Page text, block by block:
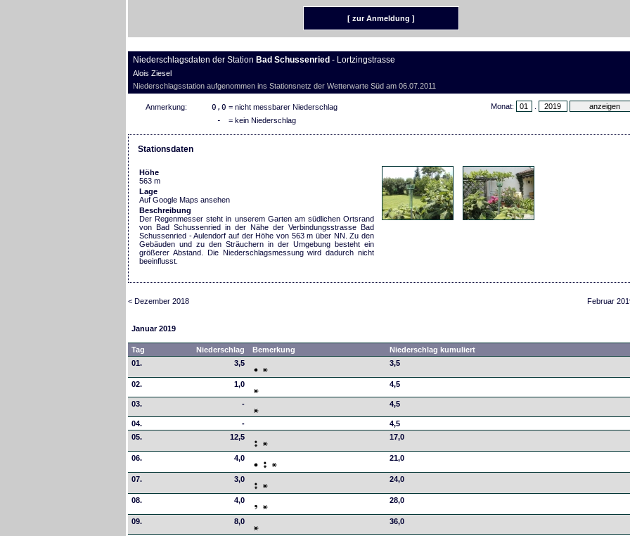
[ zur Anmeldung ]
Niederschlagsdaten der Station Bad Schussenried - Lortzingstrasse
Alois Ziesel
Niederschlagsstation aufgenommen ins Stationsnetz der Wetterwarte Süd am 06.07.2011
Monat:
Anmerkung: 0,0 = nicht messbarer Niederschlag
- = kein Niederschlag
Stationsdaten
Höhe
563 m
Lage
Auf Google Maps ansehen
Beschreibung
Der Regenmesser steht in unserem Garten am südlichen Ortsrand
von Bad Schussenried in der Nähe der Verbindungsstrasse Bad
Schussenried - Aulendorf auf der Höhe von 563 m über NN. Zu den
Gebäuden und zu den Sträuchern in der Umgebung besteht ein
größerer Abstand. Die Niederschlagsmessung wird dadurch nicht
beeinflusst.
< Dezember 2018 Februar
Januar 2019
Tag Niederschlag Bemerkung
Niederschlag kumuliert
01.
3,5 3,5
02. 1,0 4,5
03. - 4,5
04. -
4,5
05.
12,5 17,0
06. 4,0 21,0
07. 3,0 24,0
08. 4,0 28,0
09. 8,0 36,0